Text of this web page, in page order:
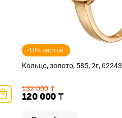
-10% картой
Кольцо, золото, 585, 2г, 62243
132 000 ₸
120 000₸